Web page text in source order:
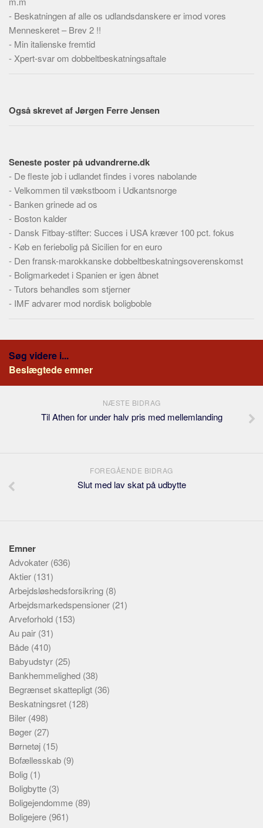
- Beskatningen af alle os udlandsdanskere er imod vores
Menneskeret – Brev 2 !!
- Min italienske fremtid
- Xpert-svar om dobbeltbeskatningsaftale
Også skrevet af Jørgen Ferre Jensen
Seneste poster på udvandrerne.dk
- De fleste job i udlandet findes i vores nabolande
-Velkommen til vækstboom i Udkantsnorge
- Banken grinede ad os
- Boston kalder
- Dansk Fitbay-stifter: Succes i USA kræver 100 pct. fokus
- Køb en feriebolig på Sicilien for en euro
- Den fransk-marokkanske dobbeltbeskatningsoverenskomst
- Boligmarkedet i Spanien er igen åbnet
-Tutors behandles som stjerner
- IMF advarer mod nordisk boligboble
Søg videre i...
Beslægtede emner
NÆSTE BIDRAG
Til Athen for under halv pris med mellemlanding
FOREGÅENDE BIDRAG
Slut med lav skat på udbytte
Emner
Advokater (636)
Aktier (131)
Arbejdsløshedsforsikring (8)
Arbejdsmarkedspensioner (21)
Arveforhold (153)
Au pair (31)
Både (410)
Babyudstyr (25)
Bankhemmelighed (38)
Begrænset skattepligt (36)
Beskatningsret (128)
Biler (498)
Bøger (27)
Børnetøj (15)
Bofællesskab (9)
Bolig (1)
Boligbytte (3)
Boligejendomme (89)
Boligejere (961)